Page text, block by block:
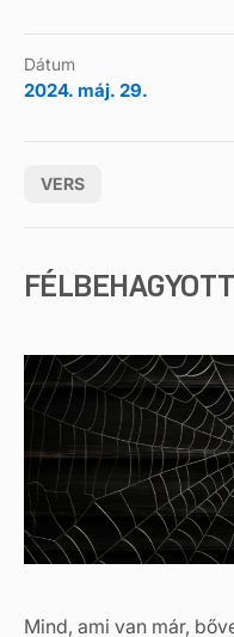
Dátum
2024. máj. 29.
VERS
Mind, ami van már,